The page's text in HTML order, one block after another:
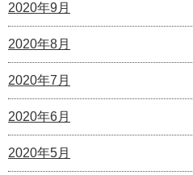
2020年9月
2020年8月
2020年7月
2020年6月
2020年5月